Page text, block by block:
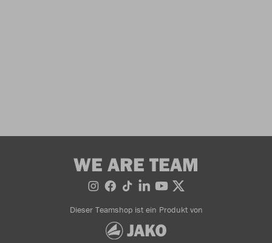
WE ARE TEAM
Dieser Teamshop ist ein Produkt von